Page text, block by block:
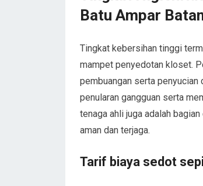
Batu Ampar
Tingkat kebersihan tinggi
mampet penyedotan kloset.
pembuangan serta
penularan gangguan serta
tenaga ahli juga adalah
aman dan terjaga.
Tarif biaya sedot